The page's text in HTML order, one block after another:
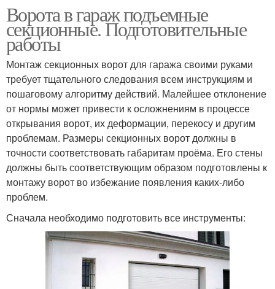
Ворота в гараж подъемные
секционные. Подготовительные
работы
Монтаж секционных ворот для гаража своими руками
требует тщательного следования всем инструкциям и
пошаговому алгоритму действий. Малейшее отклонение
от нормы может привести к осложнениям в процессе
открывания ворот, их деформации, перекосу и другим
проблемам. Размеры секционных ворот должны в
точности соответствовать габаритам проёма. Его стены
должны быть соответствующим образом подготовлены к
монтажу ворот во избежание появления каких-либо
проблем.
Сначала необходимо подготовить все инструменты: